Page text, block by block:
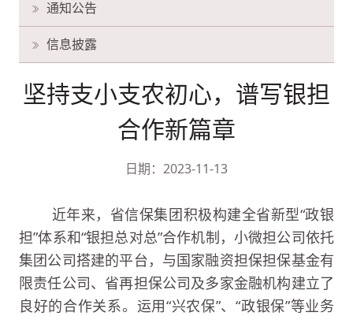
通知公告
信息披露
坚持支小支农初心，谱写银担
合作新篇章
日期：2023-11-13
近年来，省信保集团积极构建全省新型“政银
担”体系和“银担总对总”合作机制，小微担公司依托
集团公司搭建的平台，与国家融资担保担保基金有
限责任公司、省再担保公司及多家金融机构建立了
良好的合作关系。运用“兴农保”、“政银保”等业务